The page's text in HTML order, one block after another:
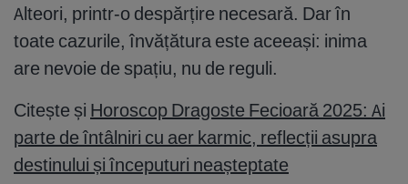
Alteori, printr-o despărțire necesară. Dar în
toate cazurile, învățătura este aceeași: inima
are nevoie de spațiu, nu de reguli.
Citește și Horoscop Dragoste Fecioară 2025: Ai
parte de întâlniri cu aer karmic, reflecții asupra
destinului și începuturi neașteptate